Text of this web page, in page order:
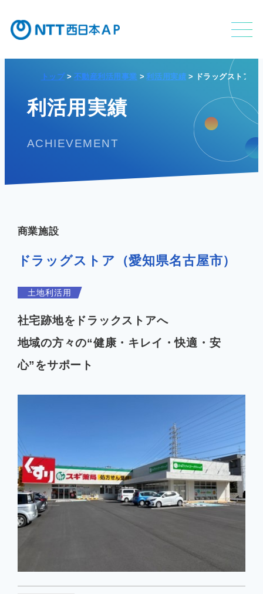
お知らせ
よくあるご質問
不動産利活用事業
APの特長
企業情報
利活用実績
ACHIEVEMENT
トップ 不動産利活用事業 利活用実績 ドラッグストア
商業施設
ドラッグストア（愛知県名古屋市）
土地利活用
社宅跡地をドラックストアへ
地域の方々の“健康・キレイ・快適・安
心”をサポート